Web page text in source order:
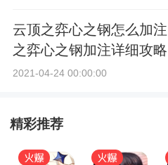
云顶之弈心之钢怎么加
之弈心之钢加注详细攻略
2021-04-24 00:00:00
精彩推荐